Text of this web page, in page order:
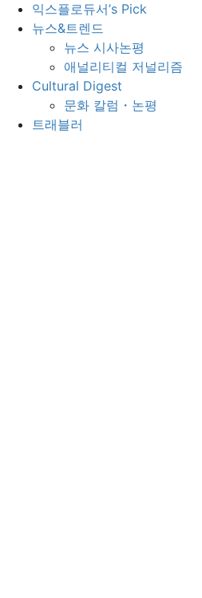
익스플로듀서’s Pick
뉴스&트렌드
뉴스 시사논평
애널리티컬 저널리즘
Cultural Digest
문화 칼럼・논평
트래블러